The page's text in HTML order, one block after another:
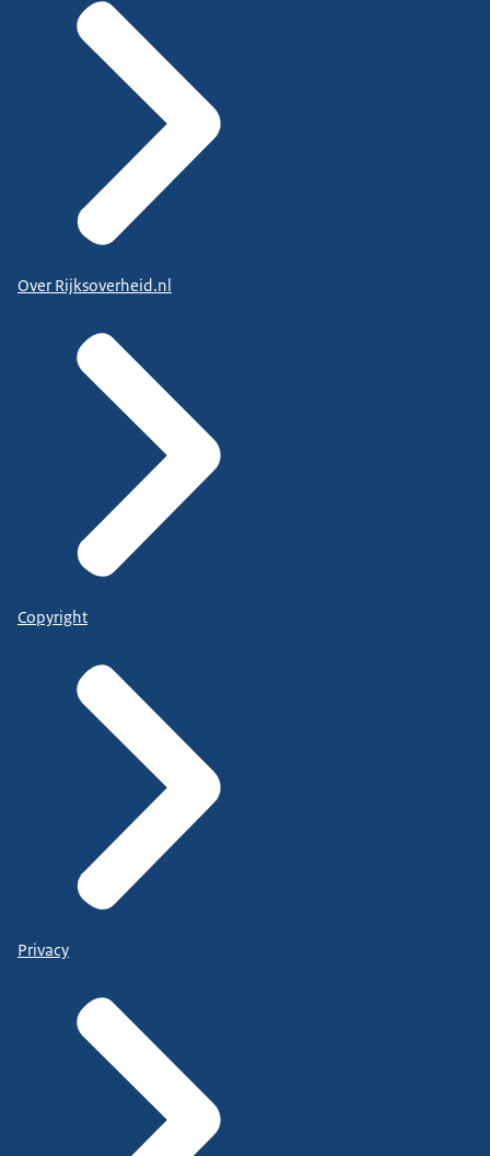
Over Rijksoverheid.nl
Copyright
Privacy